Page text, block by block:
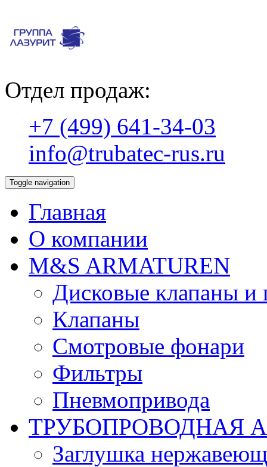
Отдел продаж:
+7 (499) 641-34-03
info@trubatec-rus.ru
Toggle navigation
Главная
О компании
М&S ARMATUREN
Дисковые клапаны
Клапаны
Смотровые фонари
Фильтры
Пневмопривода
ТРУБОПРОВОДНАЯ
Заглушка